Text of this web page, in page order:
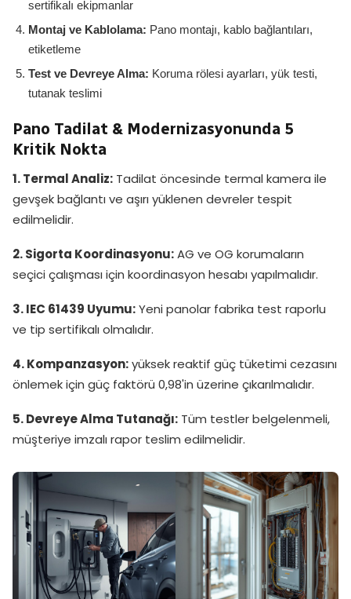
sertifikalı ekipmanlar
Montaj ve Kablolama: Pano montajı, kablo bağlantıları,
etiketleme
Test ve Devreye Alma: Koruma rölesi ayarları, yük testi,
tutanak teslimi
Pano Tadilat & Modernizasyonunda 5
Kritik Nokta
1. Termal Analiz: Tadilat öncesinde termal kamera ile
gevşek bağlantı ve aşırı yüklenen devreler tespit
edilmelidir.
2. Sigorta Koordinasyonu:AG ve OG korumaların
seçici çalışması için koordinasyon hesabı yapılmalıdır.
3. IEC 61439 Uyumu:Yeni panolar fabrika test raporlu
ve tip sertifikalı olmalıdır.
4. Kompanzasyon:yüksek reaktif güç tüketimi cezasını
önlemek için güç faktörü 0,98'in üzerine çıkarılmalıdır.
5. Devreye Alma Tutanağı: Tüm testler belgelenmeli,
müşteriye imzalı rapor teslim edilmelidir.